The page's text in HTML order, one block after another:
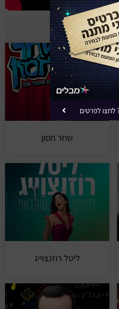
שחר חסון
ליטל רוזנצוייג
לחצו לפרטים